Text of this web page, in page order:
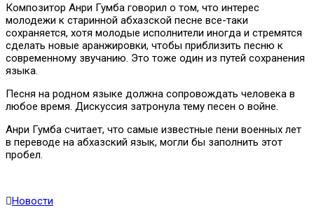
Композитор Анри Гумба говорил о том, что интерес
молодежи к старинной абхазской песне все-таки
сохраняется, хотя молодые исполнители иногда и стремятся
сделать новые аранжировки, чтобы приблизить песню к
современному звучанию. Это тоже один из путей сохранения
языка.
Песня на родном языке должна сопровождать человека в
любое время. Дискуссия затронула тему песен о войне.
Анри Гумба считает, что самые известные пени военных лет
в переводе на абхазский язык, могли бы заполнить этот
пробел.
Новости